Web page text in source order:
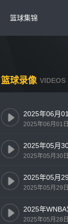
篮球集锦
篮球录像 VIDEOS
2025年06月01日
2025年05月30日
2025年05月29日
2025年05月28日